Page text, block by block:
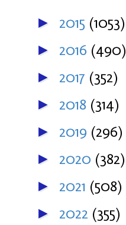
► 2015 (1053)
► 2016 (490)
► 2017 (352)
► 2018 (314)
► 2019 (296)
► 2020 (382)
► 2021 (508)
► 2022 (355)